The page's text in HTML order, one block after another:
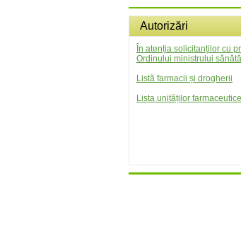
Autorizări
În atenția solicitanților cu
Ordinului ministrului
Listă farmacii și drogherii
Lista unităților